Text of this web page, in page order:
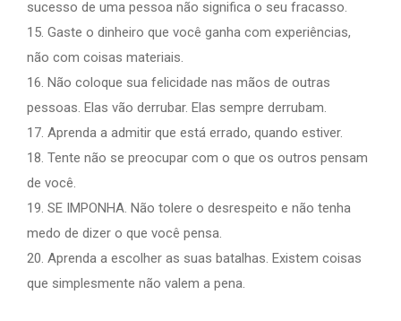
sucesso de uma pessoa não significa o seu fracasso.
15. Gaste o dinheiro que você ganha com experiências,
não com coisas materiais.
16. Não coloque sua felicidade nas mãos de outras
pessoas. Elas vão derrubar. Elas sempre derrubam.
17. Aprenda a admitir que está errado, quando estiver.
18. Tente não se preocupar com o que os outros pensam
de você.
19. SE IMPONHA. Não tolere o desrespeito e não tenha
medo de dizer o que você pensa.
20. Aprenda a escolher as suas batalhas. Existem coisas
que simplesmente não valem a pena.